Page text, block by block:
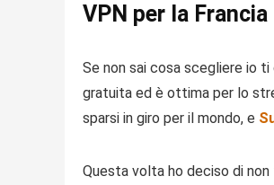
VPN per la
Se non sai cosa scegliere io ti
gratuita ed è ottima per lo
sparsi in giro per il mondo, e
Questa volta ho deciso di